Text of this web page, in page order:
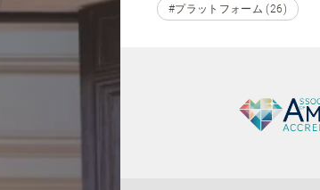
#プラットフォーム (26)